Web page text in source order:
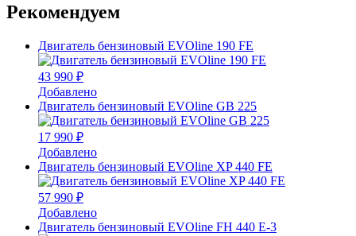
Рекомендуем
Двигатель бензиновый EVOline 190 FE
43 990 ₽
Добавлено
Двигатель бензиновый EVOline GB 225
17 990 ₽
Добавлено
Двигатель бензиновый EVOline XP 440 FE
57 990 ₽
Добавлено
Двигатель бензиновый EVOline FH 440 E-3